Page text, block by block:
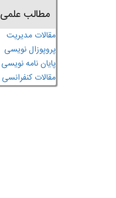
مطالب علمی
مقالات مدیریت
پروپوزال نویسی
پایان نامه نویسی
مقالات کنفرانسی